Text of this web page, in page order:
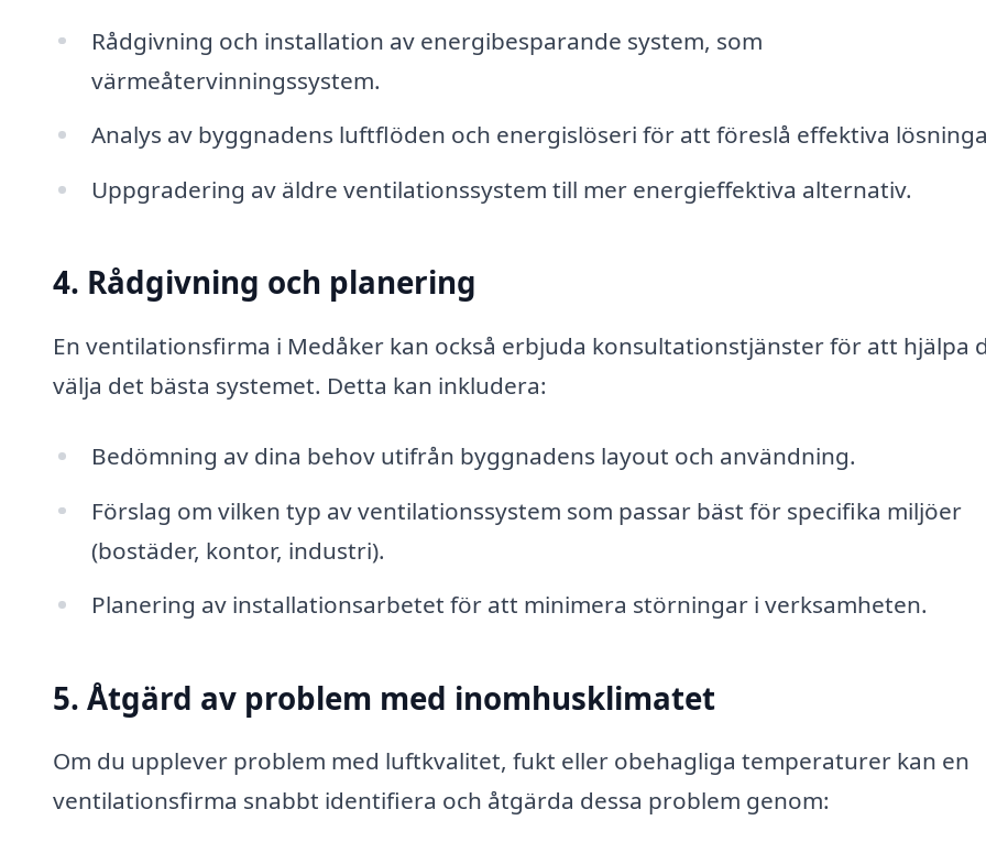
Rådgivning och installation av energibesparande system, som
värmeåtervinningssystem.
Analys av byggnadens luftflöden och energislöseri för att föreslå effektiva
Uppgradering av äldre ventilationssystem till mer energieffektiva alternativ.
4. Rådgivning och planering
En ventilationsfirma i Medåker kan också erbjuda konsultationstjänster för att hjälpa
välja det bästa systemet. Detta kan inkludera:
Bedömning av dina behov utifrån byggnadens layout och användning.
Förslag om vilken typ av ventilationssystem som passar bäst för specifika miljöer
(bostäder, kontor, industri).
Planering av installationsarbetet för att minimera störningar i verksamheten.
5. Åtgärd av problem med inomhusklimatet
Om du upplever problem med luftkvalitet, fukt eller obehagliga temperaturer kan en
ventilationsfirma snabbt identifiera och åtgärda dessa problem genom: